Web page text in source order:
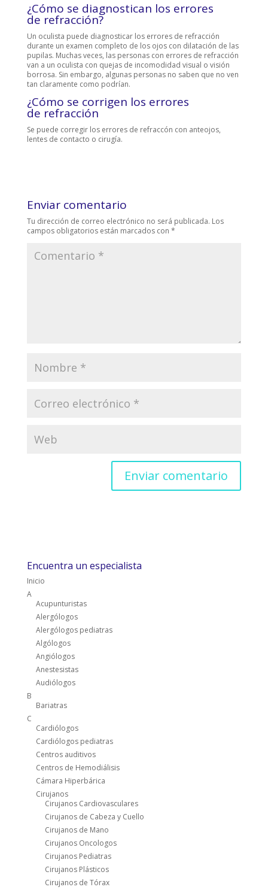
¿Cómo se diagnostican los errores
de refracción?
Un oculista puede diagnosticar los errores de refracción
durante un examen completo de los ojos con dilatación de las
pupilas. Muchas veces, las personas con errores de refracción
van a un oculista con quejas de incomodidad visual o visión
borrosa. Sin embargo, algunas personas no saben que no ven
tan claramente como podrían.
¿Cómo se corrigen los errores
de refracción
Se puede corregir los errores de refraccón con anteojos,
lentes de contacto o cirugía.
Enviar comentario
Tu dirección de correo electrónico no será publicada. Los
campos obligatorios están marcados con *
Encuentra un especialista
Inicio
A
Acupunturistas
Alergólogos
Alergólogos pediatras
Algólogos
Angiólogos
Anestesistas
Audiólogos
B
Bariatras
C
Cardiólogos
Cardiólogos pediatras
Centros auditivos
Centros de Hemodiálisis
Cámara Hiperbárica
Cirujanos
Cirujanos Cardiovasculares
Cirujanos de Cabeza y Cuello
Cirujanos de Mano
Cirujanos Oncologos
Cirujanos Pediatras
Cirujanos Plásticos
Cirujanos de Tórax